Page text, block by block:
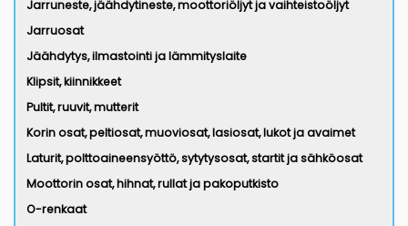
Jarruneste, jäähdytineste, moottoriöljyt ja vaihteistoöljyt
Jarruosat
Jäähdytys, ilmastointi ja lämmityslaite
Klipsit, kiinnikkeet
Pultit, ruuvit, mutterit
Korin osat, peltiosat, muoviosat, lasiosat, lukot ja avaimet
Laturit, polttoaineensyöttö, sytytysosat, startit ja sähköosat
Moottorin osat, hihnat, rullat ja pakoputkisto
O-renkaat